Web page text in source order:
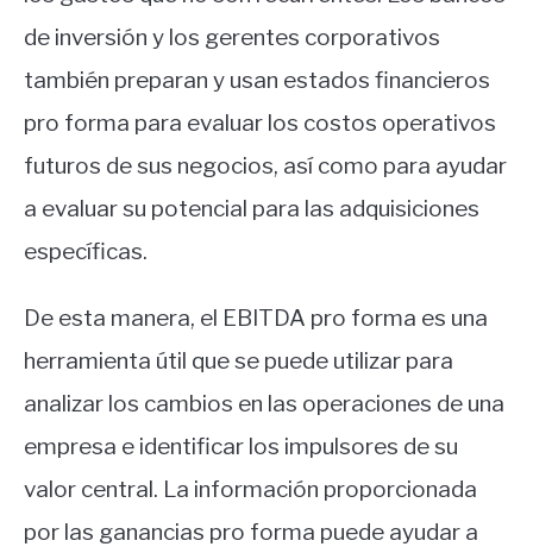
de inversión y los gerentes corporativos
también preparan y usan estados financieros
pro forma para evaluar los costos operativos
futuros de sus negocios, así como para ayudar
a evaluar su potencial para las adquisiciones
específicas.
De esta manera, el EBITDA pro forma es una
herramienta útil que se puede utilizar para
analizar los cambios en las operaciones de una
empresa e identificar los impulsores de su
valor central. La información proporcionada
por las ganancias pro forma puede ayudar a